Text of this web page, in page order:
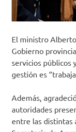
El ministro
Gobierno
servicios públicos
gestión es
Además,
autoridades
entre las distintas